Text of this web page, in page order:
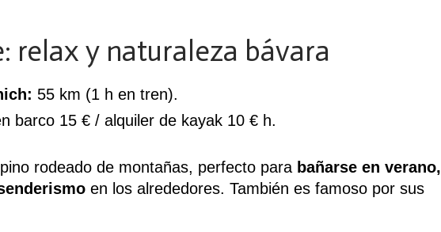
relax y naturaleza bávara
55 km (1 h en tren).
barco 15 € / alquiler de kayak 10 € h.
rodeado de montañas, perfecto para bañarse en verano,
en los alrededores. También es famoso por sus